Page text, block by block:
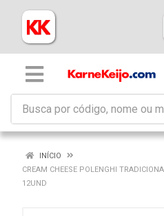
INÍCIO
CREAM CHEESE POLENGHI
12UND